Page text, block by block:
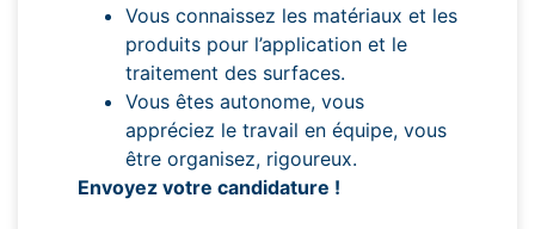
Vous connaissez les matériaux et les
produits pour l’application et le
traitement des surfaces.
Vous êtes autonome, vous
appréciez le travail en équipe, vous
être organisez, rigoureux.
Envoyez votre candidature !